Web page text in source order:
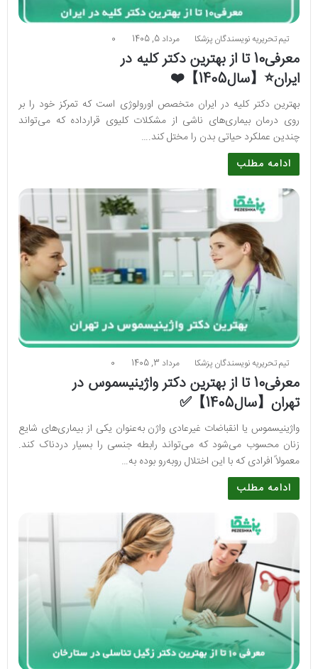
تیم تحریریه نویسندگان پزشکا مرداد 5, 1405 0
معرفی10 تا از بهترین دکتر کلیه در
ایران⭐【سال1405】❤️
بهترین دکتر کلیه در ایران متخصص اورولوژی است که تمرکز خود را بر
روی درمان بیماری‌های ناشی از مشکلات کلیوی قرارداده که می‌تواند
چندین عملکرد حیاتی بدن را مختل کند.…
ادامه مطلب
تیم تحریریه نویسندگان پزشکا مرداد 3, 1405 0
معرفی10 تا از بهترین دکتر واژینیسموس در
تهران【سال1405】✅
واژینیسموس یا انقباضات غیرعادی واژن به‌عنوان یکی از بیماری‌های شایع
زنان محسوب می‌شود که می‌تواند رابطه جنسی را بسیار دردناک کند.
معمولاً افرادی که با این اختلال روبه‌رو بوده به…
ادامه مطلب